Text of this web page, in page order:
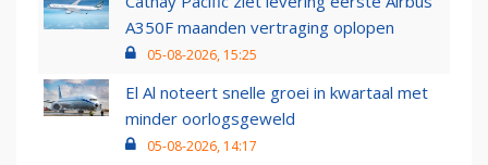
A350F maanden vertraging oplopen
05-08-2026, 15:25
El Al noteert snelle groei in kwartaal met
minder oorlogsgeweld
05-08-2026, 14:17